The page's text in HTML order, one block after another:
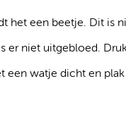
het een beetje. Dit is
er niet uitgebloed.
een watje dicht en